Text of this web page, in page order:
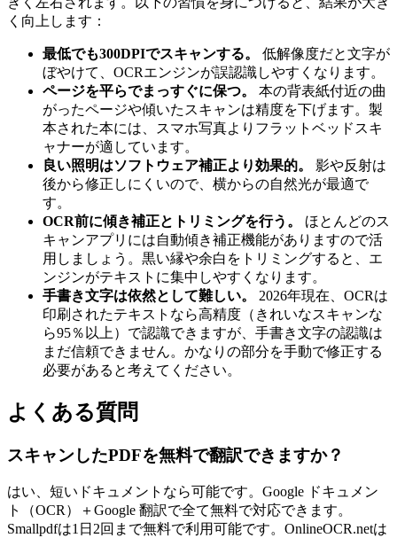
く向上します：
最低でも300DPIでスキャンする。
低解像度だと文字が
ぼやけて、OCRエンジンが誤認識しやすくなります。
ページを平らでまっすぐに保つ。
本の背表紙付近の曲
がったページや傾いたスキャンは精度を下げます。製
本された本には、スマホ写真よりフラットベッドスキ
ャナーが適しています。
良い照明はソフトウェア補正より効果的。
影や反射は
後から修正しにくいので、横からの自然光が最適で
す。
OCR前に傾き補正とトリミングを行う。
ほとんどのス
キャンアプリには自動傾き補正機能がありますので活
用しましょう。黒い縁や余白をトリミングすると、エ
ンジンがテキストに集中しやすくなります。
手書き文字は依然として難しい。
2026年現在、OCRは
印刷されたテキストなら高精度（きれいなスキャンな
ら95％以上）で認識できますが、手書き文字の認識は
まだ信頼できません。かなりの部分を手動で修正する
必要があると考えてください。
よくある質問
スキャンしたPDFを無料で翻訳できますか？
はい、短いドキュメントなら可能です。Google ドキュメン
ト（OCR）＋Google 翻訳で全て無料で対応できます。
Smallpdfは1日2回まで無料で利用可能です。OnlineOCR.netは